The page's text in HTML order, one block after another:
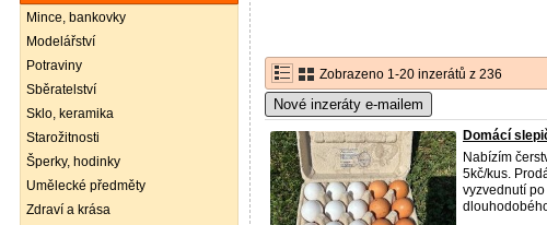
Mince, bankovky
Modelářství
Potraviny
Sběratelství
Sklo, keramika
Starožitnosti
Šperky, hodinky
Umělecké předměty
Zdraví a krása
Zobrazeno 1-20 inzerátů z 236
Nové inzeráty e-mailem
Domácí
Nabízím
5kč/kus.
vyzvednutí